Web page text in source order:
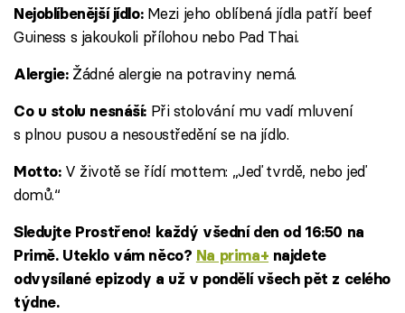
Nejoblíbenější jídlo:Mezi jeho oblíbená jídla patří beef
Guiness s jakoukoli přílohou nebo Pad Thai.
Alergie:Žádné alergie na potraviny nemá.
Co u stolu nesnáší:Při stolování mu vadí mluvení
s plnou pusou a nesoustředění se na jídlo.
Motto:V životě se řídí mottem: „Jeď tvrdě, nebo jeď
domů.“
Sledujte Prostřeno! každý všední den od 16:50 na
Primě. Uteklo vám něco? Na prima+ najdete
odvysílané epizody a už v pondělí všech pět z celého
týdne.